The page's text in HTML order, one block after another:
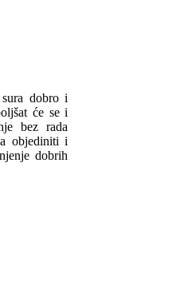
dobro i
će se i
bez rada
objediniti i
dobrih